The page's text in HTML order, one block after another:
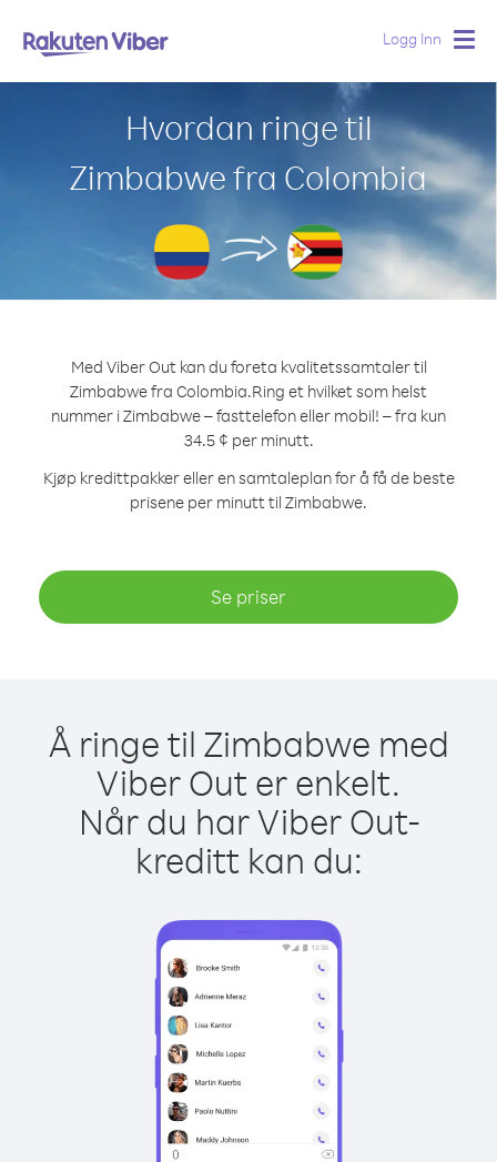
Logg Inn
Hvordan ringe til
Zimbabwe fra Colombia
Med Viber Out kan du foreta kvalitetssamtaler til
Zimbabwe fra Colombia.Ring et hvilket som helst
nummer i Zimbabwe – fasttelefon eller mobil! – fra kun
34.5 ¢ per minutt.
Kjøp kredittpakker eller en samtaleplan for å få de beste
prisene per minutt til Zimbabwe.
Se priser
Å ringe til Zimbabwe med
Viber Out er enkelt.
Når du har Viber Out-
kreditt kan du: